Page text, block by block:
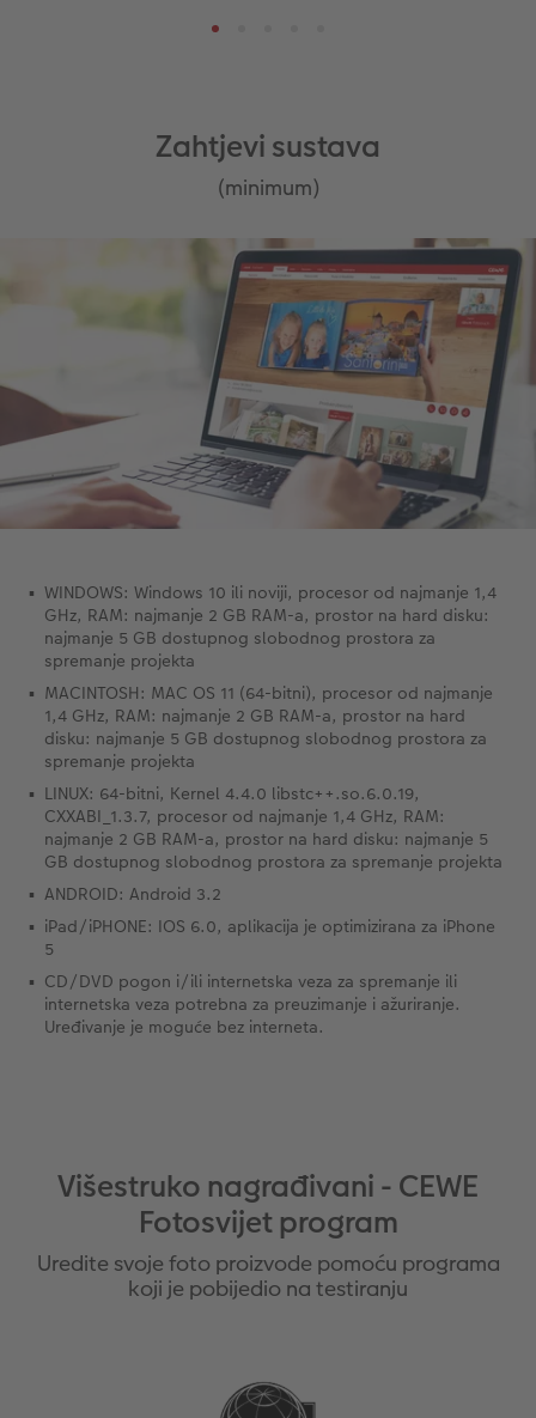
Zahtjevi sustava
(minimum)
WINDOWS: Windows 10 ili noviji, procesor od najmanje 1,4
GHz, RAM: najmanje 2 GB RAM-a, prostor na hard disku:
najmanje 5 GB dostupnog slobodnog prostora za
spremanje projekta
MACINTOSH: MAC OS 11 (64-bitni), procesor od najmanje
1,4 GHz, RAM: najmanje 2 GB RAM-a, prostor na hard
disku: najmanje 5 GB dostupnog slobodnog prostora za
spremanje projekta
LINUX: 64-bitni, Kernel 4.4.0 libstc++.so.6.0.19,
CXXABI_1.3.7, procesor od najmanje 1,4 GHz, RAM:
najmanje 2 GB RAM-a, prostor na hard disku: najmanje 5
GB dostupnog slobodnog prostora za spremanje projekta
ANDROID: Android 3.2
iPad/iPHONE: IOS 6.0, aplikacija je optimizirana za iPhone
5
CD/DVD pogon i/ili internetska veza za spremanje ili
internetska veza potrebna za preuzimanje i ažuriranje.
Uređivanje je moguće bez interneta.
Višestruko nagrađivani - CEWE
Fotosvijet program
Uredite svoje foto proizvode pomoću programa
koji je pobijedio na testiranju